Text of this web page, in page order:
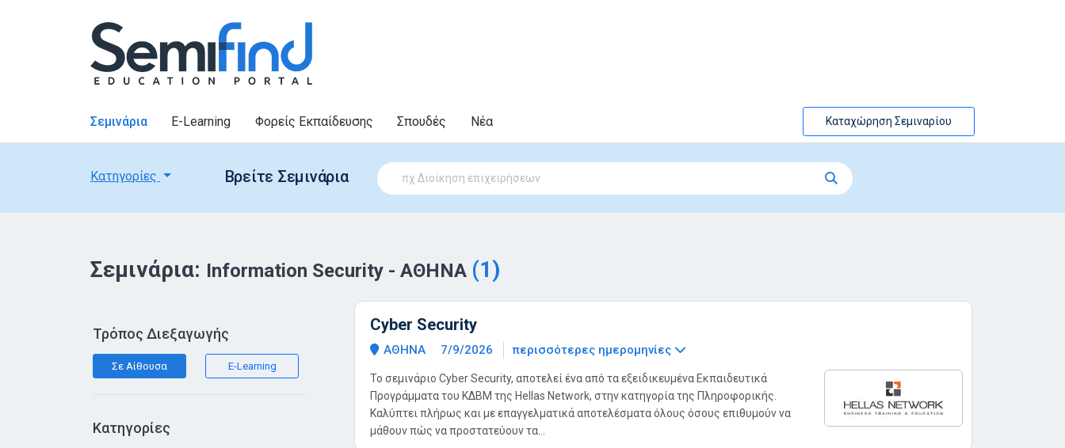
Σεμινάρια E-Learning Φορείς Εκπαίδευσης Σπουδές Νέα Καταχώρηση Σεμιναρίου
Κατηγορίες Βρείτε Σεμινάρια
Σεμινάρια: Information Security - ΑΘΗΝΑ (1)
Τρόπος Διεξαγωγής
Σε Αίθουσα E-Learning
Κατηγορίες
Cyber Security
ΑΘΗΝΑ 7/9/2026 περισσότερες ημερομηνίες
Το σεμινάριο Cyber Security, αποτελεί ένα από τα εξειδικευμένα Εκπαιδευτικά
Προγράμματα του ΚΔΒΜ της Hellas Network, στην κατηγορία της Πληροφορικής.
Καλύπτει πλήρως και με επαγγελματικά αποτελέσματα όλους όσους επιθυμούν να
μάθουν πώς να προστατεύουν τα...